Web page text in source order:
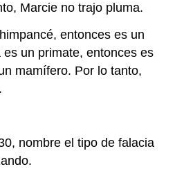
Marcie no trajo pluma.
entonces es un
un primate, entonces es
mamífero. Por lo tanto,
nombre el tipo de falacia